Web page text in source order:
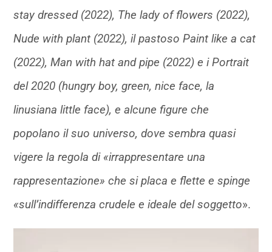
stay dressed (2022), The lady of flowers (2022),
Nude with plant (2022), il pastoso Paint like a cat
(2022), Man with hat and pipe (2022) e i Portrait
del 2020 (hungry boy, green, nice face, la
linusiana little face), e alcune figure che
popolano il suo universo, dove sembra quasi
vigere la regola di «irrappresentare una
rappresentazione» che si placa e flette e spinge
«sull’indifferenza crudele e ideale del soggetto».